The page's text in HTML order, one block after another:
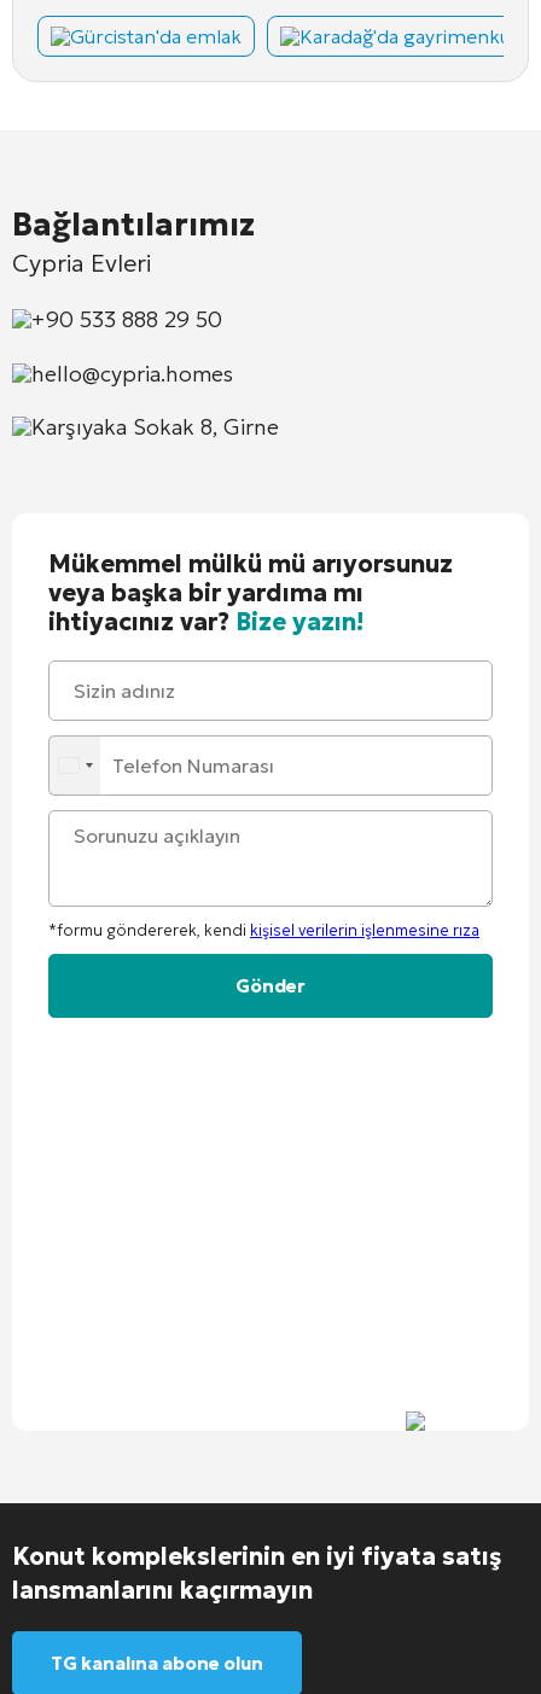
Gürcistan'da emlak Karadağ'da gayrimenkul
Bağlantılarımız
Cypria Evleri
+90 533 888 29 50
hello@cypria.homes
Karşıyaka Sokak 8, Girne
Mükemmel mülkü mü arıyorsunuz
veya başka bir yardıma mı
ihtiyacınız var? Bize yazın!
*formu göndererek, kendi kişisel verilerin işlenmesine rıza
Konut komplekslerinin en iyi fiyata satış
lansmanlarını kaçırmayın
TG kanalına abone olun